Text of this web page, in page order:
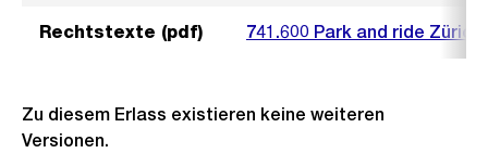
Rechtstexte (pdf) 741.600 Park and ride
Zu diesem Erlass existieren keine weiteren
Versionen.